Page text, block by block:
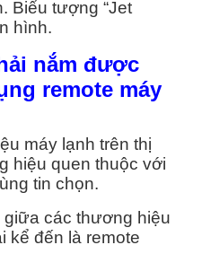
Biểu tượng “Jet
hình.
nắm được
remote máy
máy lạnh trên thị
hiệu quen thuộc với
tin chọn.
các thương hiệu
kể đến là remote